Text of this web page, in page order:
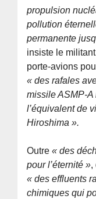
propulsion
pollution
permanente
insiste le
porte-avions
« des rafales
missile ASMP-A
l’équivalent de
Hiroshima ».
Outre« des
pour l’éternité »,
« des effluents
chimiques qui